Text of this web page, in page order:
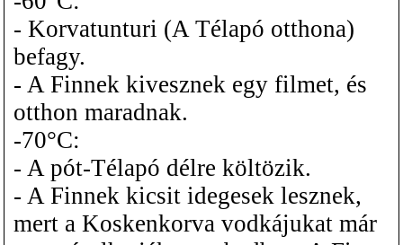
- Korvatunturi (A Télapó otthona)
befagy.
- A Finnek kivesznek egy filmet, és
otthon maradnak.
-70°C:
- A pót-Télapó délre költözik.
- A Finnek kicsit idegesek lesznek,
mert a Koskenkorva vodkájukat már